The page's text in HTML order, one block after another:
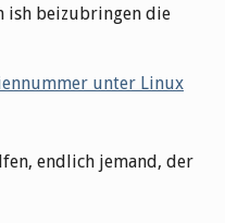
ish beizubringen die
unter Linux
endlich jemand, der